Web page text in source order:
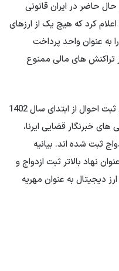
حاضر در ایران قانونی
نیست. بانک مرکزی ایران در سال 1398 اعلام کرد که هیچ یک از ارزهای
به عنوان واحد پرداخت
تراکنش های مالی ممنوع
بر اساس آخرین آمار ثبت شده سازمان ثبت احوال از ابتدای سال 1402
خبرنگار قضایی ایرنا،
در آمار 11 ماهه ازدواج ثبت شده اند. بیانیه
نهاد بالاتر ثبت ازدواج و
دیجیتال به عنوان مهریه